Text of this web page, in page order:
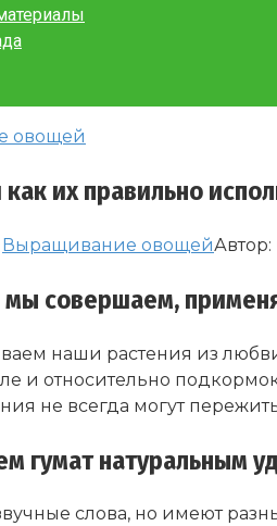
овощей
их правильно
Выращивание овощейАвтор:
совершаем,
наши растения из
и относительно
не всегда могут
гумат натуральным
слова, но имеют